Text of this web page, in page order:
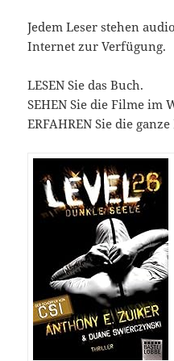
Jedem Leser stehen
Internet zur Verfügung.
LESEN Sie das Buch.
SEHEN Sie die Filme im
ERFAHREN Sie die